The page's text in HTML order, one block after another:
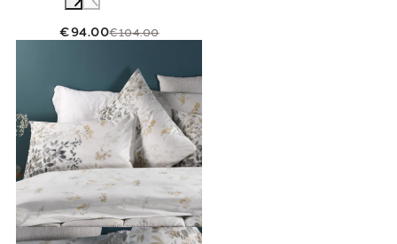
€94.00€104.00